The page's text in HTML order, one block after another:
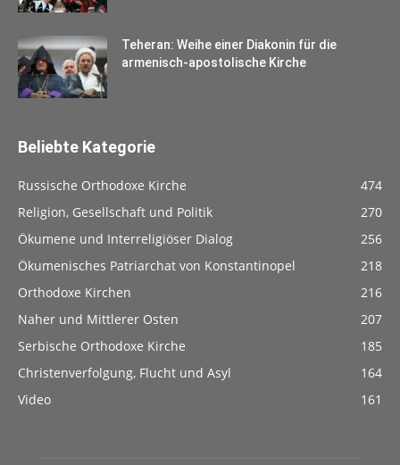
Teheran: Weihe einer Diakonin für die
armenisch-apostolische Kirche
Beliebte Kategorie
Russische Orthodoxe Kirche
474
Religion, Gesellschaft und Politik
270
Ökumene und Interreligiöser Dialog
256
Ökumenisches Patriarchat von Konstantinopel
218
Orthodoxe Kirchen
216
Naher und Mittlerer Osten
207
Serbische Orthodoxe Kirche
185
Christenverfolgung, Flucht und Asyl
164
Video
161